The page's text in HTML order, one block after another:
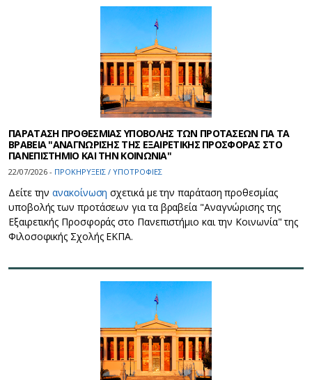
ΠΑΡΑΤΑΣΗ ΠΡΟΘΕΣΜΙΑΣ ΥΠΟΒΟΛΗΣ ΤΩΝ ΠΡΟΤΑΣΕΩΝ ΓΙΑ ΤΑ
ΒΡΑΒΕΙΑ "ΑΝΑΓΝΩΡΙΣΗΣ ΤΗΣ ΕΞΑΙΡΕΤΙΚΗΣ ΠΡΟΣΦΟΡΑΣ ΣΤΟ
ΠΑΝΕΠΙΣΤΗΜΙΟ ΚΑΙ ΤΗΝ ΚΟΙΝΩΝΙΑ"
22/07/2026 - ΠΡΟΚΗΡΥΞΕΙΣ / ΥΠΟΤΡΟΦΙΕΣ
Δείτε τηνανακοίνωση σχετικά με την παράταση προθεσμίας
υποβολής των προτάσεων για τα βραβεία "Αναγνώρισης της
Εξαιρετικής Προσφοράς στο Πανεπιστήμιο και την Κοινωνία" της
Φιλοσοφικής Σχολής ΕΚΠΑ.